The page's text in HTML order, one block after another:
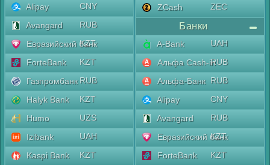
Alipay
CNY
Avangard
RUB
Евразийский банк
KZT
ForteBank
KZT
Газпромбанк RUB
Halyk Bank
KZT
Humo
UZS
Izibank
UAH
Kaspi Bank
KZT
ZCash
ZEC
Банки
A-Bank
UAH
Альфа Cash-inRUB
Альфа-Банк RUB
Alipay
CNY
Avangard
RUB
Евразийский банк
KZT
ForteBank
KZT